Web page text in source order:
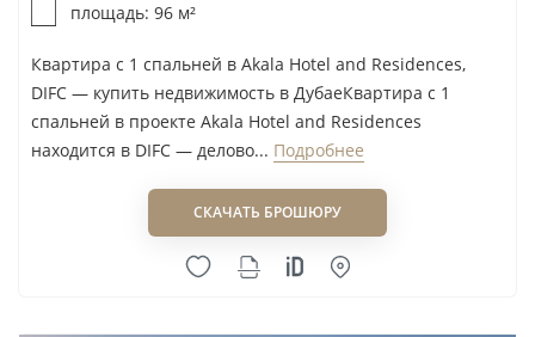
площадь: 96 м²
Квартира с 1 спальней в Akala Hotel and Residences,
DIFC — купить недвижимость в ДубаеКвартира с 1
спальней в проекте Akala Hotel and Residences
находится в DIFC — делово... Подробнее
СКАЧАТЬ БРОШЮРУ